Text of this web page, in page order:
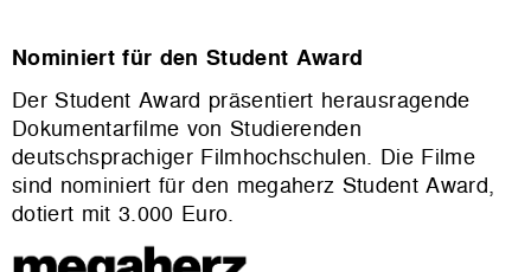
Nominiert für den Student Award
Der Student Award präsentiert herausragende
Dokumentarfilme von Studierenden
deutschsprachiger Filmhochschulen. Die Filme
sind nominiert für den megaherz Student Award,
dotiert mit 3.000 Euro.